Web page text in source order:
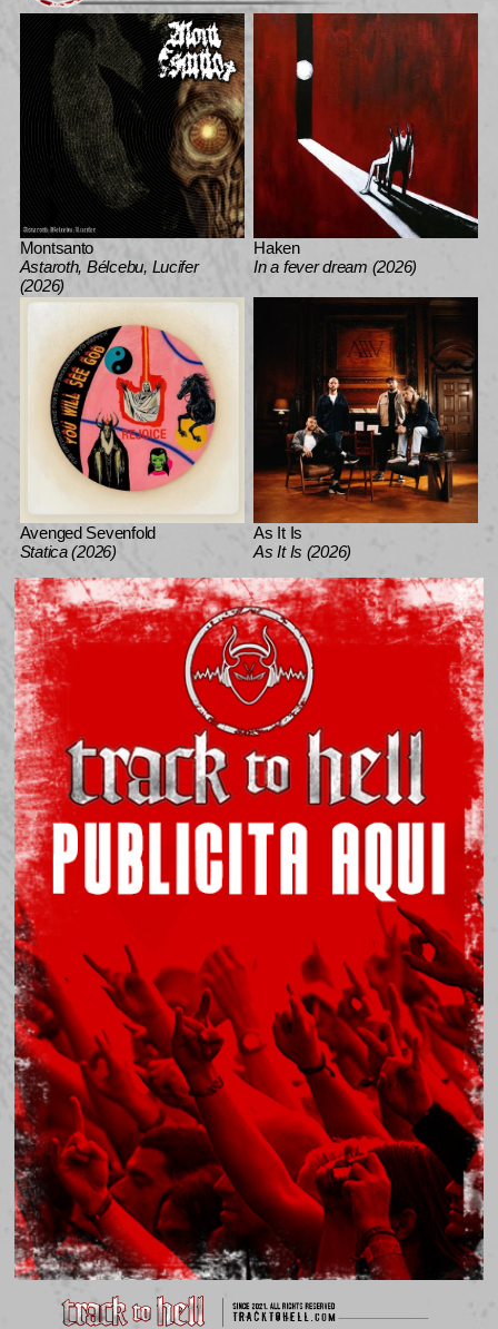
Montsanto
Astaroth, Bélcebu, Lucifer
(2026)
Haken
In a fever dream (2026)
Avenged Sevenfold
Statica (2026)
As It Is
As It Is (2026)